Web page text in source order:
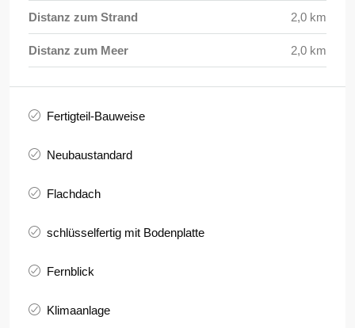
Distanz zum Strand 2,0 km
Distanz zum Meer 2,0 km
Fertigteil-Bauweise
Neubaustandard
Flachdach
schlüsselfertig mit Bodenplatte
Fernblick
Klimaanlage